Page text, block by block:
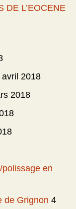
DE L’EOCENE
avril 2018
2018
polissage en
de Grignon 4